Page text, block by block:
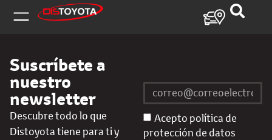
Suscríbete a
nuestro
newsletter
Descubre todo lo que
Distoyota tiene para ti y
Acepto política de
protección de datos